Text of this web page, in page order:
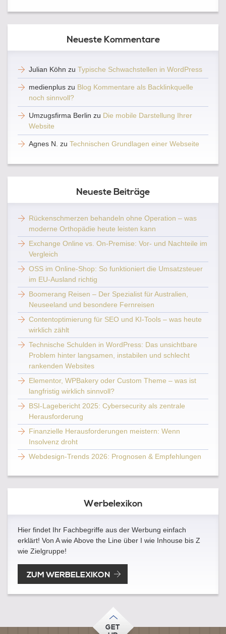
Neueste Kommentare
Julian Köhn zu Typische Schwachstellen in WordPress
medienplus zu Blog Kommentare als Backlinkquelle
noch sinnvoll?
Umzugsfirma Berlin zu Die mobile Darstellung Ihrer
Website
Agnes N. zu Technischen Grundlagen einer Webseite
Neueste Beiträge
Rückenschmerzen behandeln ohne Operation – was
moderne Orthopädie heute leisten kann
Exchange Online vs. On-Premise: Vor- und Nachteile im
Vergleich
OSS im Online-Shop: So funktioniert die Umsatzsteuer
im EU-Ausland richtig
Boomerang Reisen – Der Spezialist für Australien,
Neuseeland und besondere Fernreisen
Contentoptimierung für SEO und KI-Tools – was heute
wirklich zählt
Technische Schulden in WordPress: Das unsichtbare
Problem hinter langsamen, instabilen und schlecht
rankenden Websites
Elementor, WPBakery oder Custom Theme – was ist
langfristig wirklich sinnvoll?
BSI-Lagebericht 2025: Cybersecurity als zentrale
Herausforderung
Finanzielle Herausforderungen meistern: Wenn
Insolvenz droht
Webdesign-Trends 2026: Prognosen & Empfehlungen
Werbelexikon
Hier findet Ihr Fachbegriffe aus der Werbung einfach
erklärt! Von A wie Above the Line über I wie Inhouse bis Z
wie Zielgruppe!
ZUM WERBELEXIKON
GET